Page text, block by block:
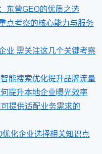
东营GEO的优质之选
点考察的核心能力与服务
业 需关注这几个关键考察
能搜索优化提升品牌流量
提升本地企业曝光效率
提供适配业务需求的
化企业选择相关知识点